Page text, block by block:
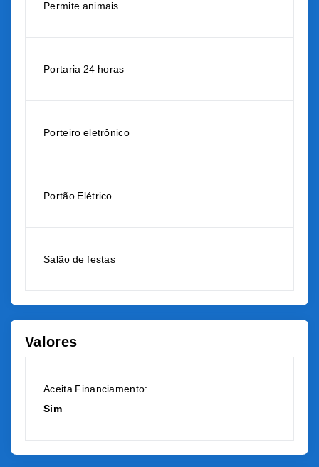
Permite animais
Portaria 24 horas
Porteiro eletrônico
Portão Elétrico
Salão de festas
Valores
Aceita Financiamento:
Sim